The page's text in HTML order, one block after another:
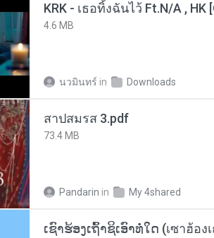
KRK - เธอทิ้งฉันไว้ Ft.N/A , HK
4.6 MB
นวมินทร์ in Downloads
สาปสมรส 3.pdf
73.4 MB
Pandarin in My 4shared